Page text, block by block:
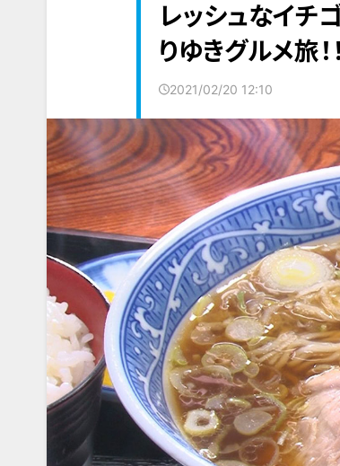
レッシュなイチ
りゆきグルメ旅！！
2021/02/20 12:10